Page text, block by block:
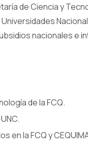
de Ciencia y
nacionales e
de la FCQ.
en la FCQ y